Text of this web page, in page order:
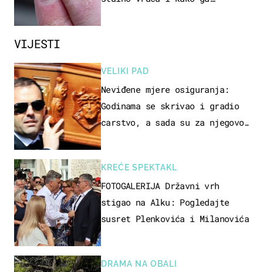
VIJESTI
VELIKI PAD
Neviđene mjere osiguranja:
Godinama se skrivao i gradio
carstvo, a sada su za njegovo
KREĆE SPEKTAKL
FOTOGALERIJA Državni vrh
stigao na Alku: Pogledajte
susret Plenkovića i Milanovića
DRAMA NA OBALI